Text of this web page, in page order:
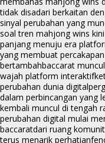
tidak disadari berkaitan
sinyal perubahan yang
soal tren mahjong wins
panjang menuju era
yang membuat
bertambahbaccarat
wajah platform interaktif
perubahan dunia digital
dalam perbincangan yang
kembali muncul di tengah
perubahan digital mulai
baccaratdari ruang
terus menarik perhatian